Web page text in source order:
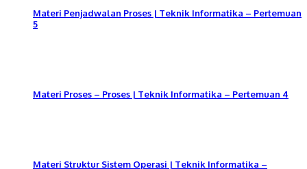
Materi Penjadwalan Proses | Teknik Informatika – Pertemuan
5
Materi Proses – Proses | Teknik Informatika – Pertemuan 4
Materi Struktur Sistem Operasi | Teknik Informatika –